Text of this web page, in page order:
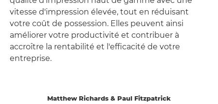
vitesse d'impression élevée, tout en réduisant
votre coût de possession. Elles peuvent ainsi
améliorer votre productivité et contribuer à
accroître la rentabilité et l'efficacité de votre
entreprise.
Matthew Richards & Paul Fitzpatrick